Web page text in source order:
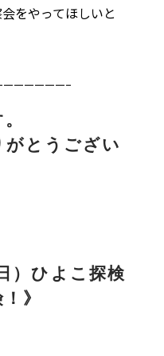
をやってほしいと
がとうござい
）ひよこ探検
》